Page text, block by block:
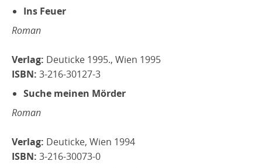
Ins Feuer
Roman
Verlag: Deuticke 1995., Wien 1995
ISBN: 3-216-30127-3
Suche meinen Mörder
Roman
Verlag: Deuticke, Wien 1994
ISBN: 3-216-30073-0